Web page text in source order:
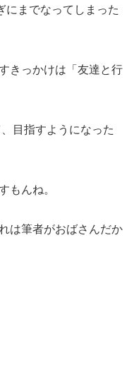
にまでなってしまった
きっかけは「友達と行
目指すようになった
もんね。
は筆者がおばさんだか